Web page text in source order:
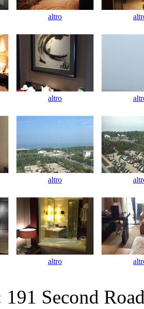
altro
altro
altro
altro
Second